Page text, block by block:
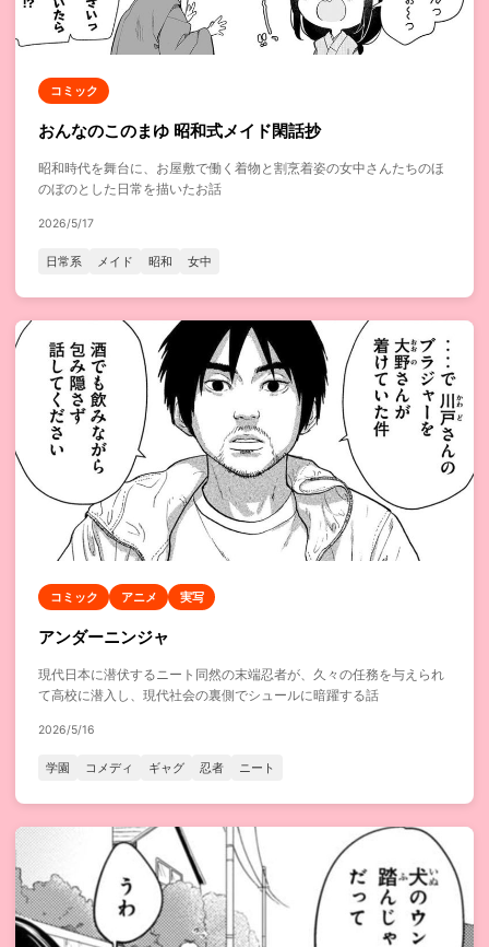
コミック
おんなのこのまゆ 昭和式メイド閑話抄
昭和時代を舞台に、お屋敷で働く着物と割烹着姿の女中さんたちのほ
のぼのとした日常を描いたお話
2026/5/17
日常系 メイド 昭和 女中
コミック アニメ 実写
アンダーニンジャ
現代日本に潜伏するニート同然の末端忍者が、久々の任務を与えられ
て高校に潜入し、現代社会の裏側でシュールに暗躍する話
2026/5/16
学園 コメディ ギャグ 忍者 ニート